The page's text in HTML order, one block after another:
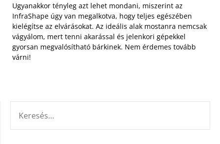
Ugyanakkor tényleg azt lehet mondani, miszerint az
InfraShape úgy van megalkotva, hogy teljes egészében
kielégítse az elvárásokat. Az ideális alak mostanra nemcsak
vágyálom, mert tenni akarással és jelenkori gépekkel
gyorsan megvalósítható bárkinek. Nem érdemes tovább
várni!